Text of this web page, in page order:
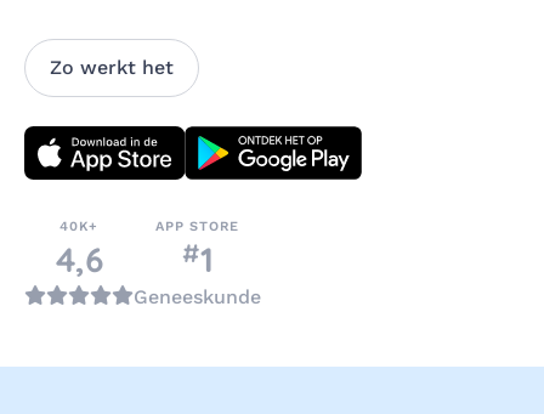
Zo werkt het
Download direct
40K+
4,6
APP STORE
#nummer
1
in de categorie
Geneeskunde